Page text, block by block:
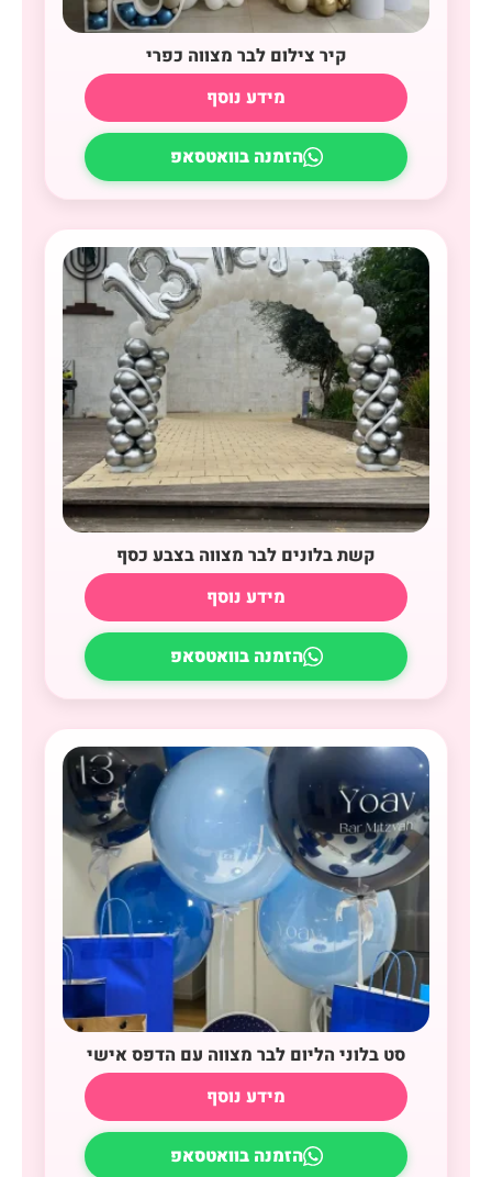
קיר צילום לבר מצווה כפרי
מידע נוסף
הזמנה בוואטסאפ
קשת בלונים לבר מצווה בצבע כסף
מידע נוסף
הזמנה בוואטסאפ
סט בלוני הליום לבר מצווה עם הדפס אישי
מידע נוסף
הזמנה בוואטסאפ